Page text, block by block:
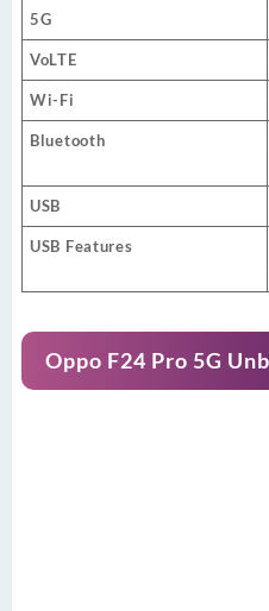
5G
VoLTE
Wi-Fi
Bluetooth
USB
USB Features
Oppo F24 Pro 5G